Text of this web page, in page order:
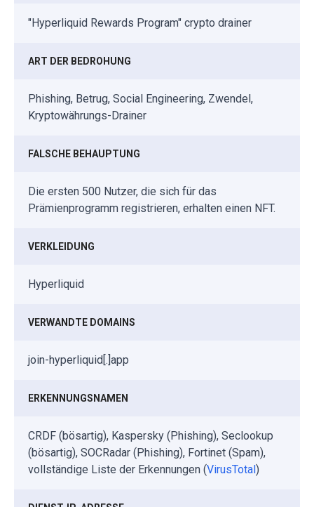
"Hyperliquid Rewards Program" crypto drainer
ART DER BEDROHUNG
Phishing, Betrug, Social Engineering, Zwendel,
Kryptowährungs-Drainer
FALSCHE BEHAUPTUNG
Die ersten 500 Nutzer, die sich für das
Prämienprogramm registrieren, erhalten einen NFT.
VERKLEIDUNG
Hyperliquid
VERWANDTE DOMAINS
join-hyperliquid[.]app
ERKENNUNGSNAMEN
CRDF (bösartig), Kaspersky (Phishing), Seclookup
(bösartig), SOCRadar (Phishing), Fortinet (Spam),
vollständige Liste der Erkennungen (VirusTotal)